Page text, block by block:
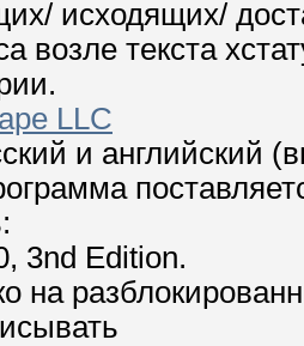
исходящих/
возле текста
LLC
и английский
3nd Edition.
на